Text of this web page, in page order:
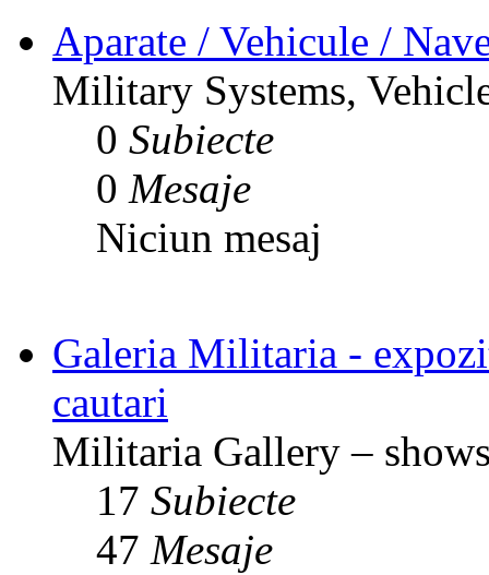
Aparate / Vehicule /
Military Systems,
0 Subiecte
0 Mesaje
Niciun mesaj
Galeria Militaria -
cautari
Militaria Gallery –
17 Subiecte
47 Mesaje